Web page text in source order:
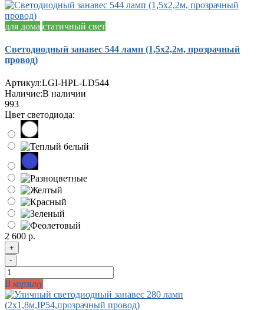
для дома статичный свет
Светодиодный занавес 544 ламп (1,5х2,2м, прозрачный
провод)
Артикул:LGI-HPL-LD544
Наличие:В наличии
993
Цвет светодиода:
2 600 р.
+
-
В корзину